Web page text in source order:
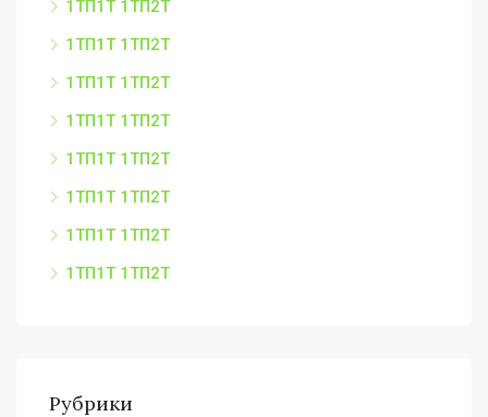
1ТП1Т 1ТП2Т
1ТП1Т 1ТП2Т
1ТП1Т 1ТП2Т
1ТП1Т 1ТП2Т
1ТП1Т 1ТП2Т
1ТП1Т 1ТП2Т
1ТП1Т 1ТП2Т
1ТП1Т 1ТП2Т
Рубрики